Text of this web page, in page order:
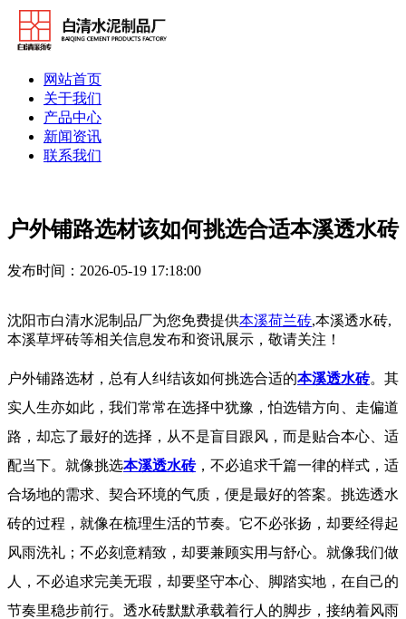
网站首页
关于我们
产品中心
新闻资讯
联系我们
户外铺路选材该如何挑选合适本溪透水砖
发布时间：2026-05-19 17:18:00
沈阳市白清水泥制品厂为您免费提供本溪荷兰砖,本溪透水砖,
本溪草坪砖等相关信息发布和资讯展示，敬请关注！
户外铺路选材，总有人纠结该如何挑选合适的本溪透水砖。其
实人生亦如此，我们常常在选择中犹豫，怕选错方向、走偏道
路，却忘了最好的选择，从不是盲目跟风，而是贴合本心、适
配当下。就像挑选本溪透水砖，不必追求千篇一律的样式，适
合场地的需求、契合环境的气质，便是最好的答案。挑选透水
砖的过程，就像在梳理生活的节奏。它不必张扬，却要经得起
风雨洗礼；不必刻意精致，却要兼顾实用与舒心。就像我们做
人，不必追求完美无瑕，却要坚守本心、脚踏实地，在自己的
节奏里稳步前行。透水砖默默承载着行人的脚步，接纳着风雨